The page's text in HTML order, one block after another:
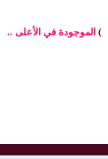
) الموجودة في الأعلى ..